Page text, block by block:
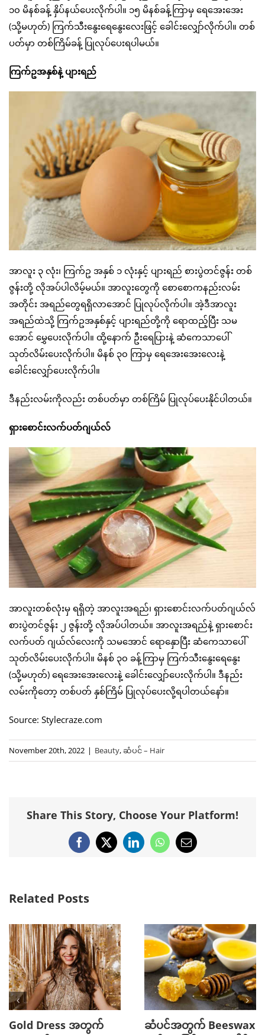
၁၀ မိနစ်ခန့် နှိပ်နယ်ပေးလိုက်ပါ။ ၁၅ မိနစ်ခန့်ကြာမှ ရေအေးအေး
(သို့မဟုတ်) ကြက်သီးနွေးရေနွေးလေးဖြင့် ခေါင်းလျှော်လိုက်ပါ။ တစ်
ပတ်မှာ တစ်ကြိမ်ခန့် ပြုလုပ်ပေးရပါမယ်။
ကြက်ဥအနှစ်နဲ့ ပျားရည်
အာလူး ၃ လုံး၊ ကြက်ဥ အနှစ် ၁ လုံးနှင့် ပျားရည် စားပွဲတင်ဇွန်း တစ်
ဇွန်းတို့ လိုအပ်ပါလိမ့်မယ်။ အာလူးတွေကို စောစောကနည်းလမ်း
အတိုင်း အရည်တွေရရှိလာအောင် ပြုလုပ်လိုက်ပါ။ အဲ့ဒီအာလူး
အရည်ထဲသို့ ကြက်ဥအနှစ်နှင့် ပျားရည်တို့ကို ရောထည့်ပြီး သမ
အောင် မွှေပေးလိုက်ပါ။ ထို့နောက် ဦးရေပြားနဲ့ ဆံကေသာပေါ်
သုတ်လိမ်းပေးလိုက်ပါ။ မိနစ် ၃၀ ကြာမှ ရေအေးအေးလေးနဲ့
ခေါင်းလျှော်ပေးလိုက်ပါ။
ဒီနည်းလမ်းကိုလည်း တစ်ပတ်မှာ တစ်ကြိမ် ပြုလုပ်ပေးနိုင်ပါတယ်။
ရှားစောင်းလက်ပတ်ဂျယ်လ်
အာလူးတစ်လုံးမှ ရရှိတဲ့ အာလူးအရည်၊ ရှားစောင်းလက်ပတ်ဂျယ်လ်
စားပွဲတင်ဇွန်း ၂ ဇွန်းတို့ လိုအပ်ပါတယ်။ အာလူးအရည်နဲ့ ရှားစောင်း
လက်ပတ် ဂျယ်လ်လေးကို သမအောင် ရောနှောပြီး ဆံကေသာပေါ်
သုတ်လိမ်းပေးလိုက်ပါ။ မိနစ် ၃၀ ခန့်ကြာမှ ကြက်သီးနွေးရေနွေး
(သို့မဟုတ်) ရေအေးအေးလေးနဲ့ ခေါင်းလျှော်ပေးလိုက်ပါ။ ဒီနည်း
လမ်းကိုတော့ တစ်ပတ် နှစ်ကြိမ် ပြုလုပ်ပေးလို့ရပါတယ်နော်။
Source: Stylecraze.com
November 20th, 2022 | Beauty,ဆံပင် – Hair
Share This Story, Choose Your Platform!
Facebook
X LinkedInWhatsApp
Email
Related Posts
Gold Dress အတွက်
ဆံပင်အတွက် Beeswax